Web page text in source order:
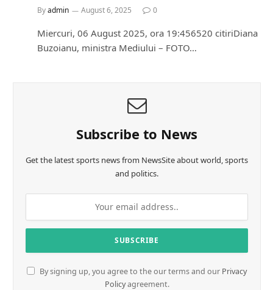
Byadmin August 6, 2025 0
Miercuri, 06 August 2025, ora 19:456520 citiriDiana
Buzoianu, ministra Mediului – FOTO…
Subscribe to News
Get the latest sports news from NewsSite about world, sports
and politics.
By signing up, you agree to the our terms and our Privacy
Policyagreement.